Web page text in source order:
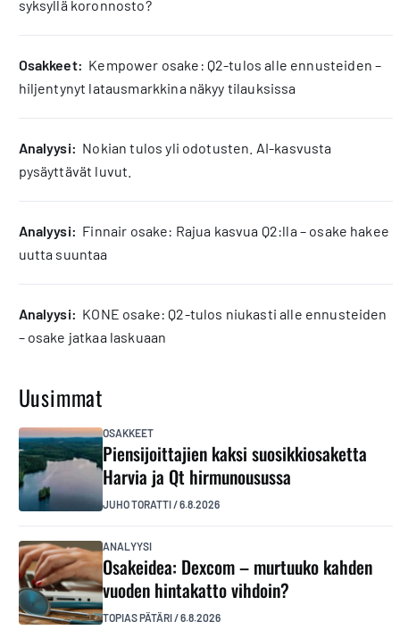
syksyllä koronnosto?
osakkeet: Kempower osake: Q2-tulos alle ennusteiden –
hiljentynyt latausmarkkina näkyy tilauksissa
analyysi: Nokian tulos yli odotusten. AI-kasvusta
pysäyttävät luvut.
analyysi: Finnair osake: Rajua kasvua Q2:lla – osake hakee
uutta suuntaa
analyysi: KONE osake: Q2-tulos niukasti alle ennusteiden
– osake jatkaa laskuaan
Uusimmat
OSAKKEET
Piensijoittajien kaksi suosikkiosaketta
Harvia ja Qt hirmunousussa
JUHO TORATTI/6.8.2026
ANALYYSI
Osakeidea: Dexcom – murtuuko kahden
vuoden hintakatto vihdoin?
TOPIAS PÄTÄRI/6.8.2026